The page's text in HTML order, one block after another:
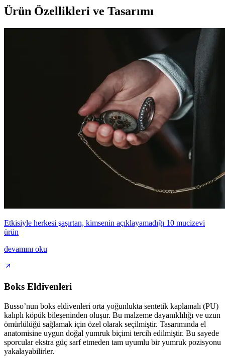
Ürün Özellikleri ve Tasarımı
Etkisiyle herkesi şaşırtan, kimsenin açıklayamadığı 10 mucizevi
ürün
devamını oku
Boks Eldivenleri
Busso’nun boks eldivenleri orta yoğunlukta sentetik kaplamalı (PU)
kalıplı köpük bileşeninden oluşur. Bu malzeme dayanıklılığı ve uzun
ömürlülüğü sağlamak için özel olarak seçilmiştir. Tasarımında el
anatomisine uygun doğal yumruk biçimi tercih edilmiştir. Bu sayede
sporcular ekstra güç sarf etmeden tam uyumlu bir yumruk pozisyonu
yakalayabilirler.